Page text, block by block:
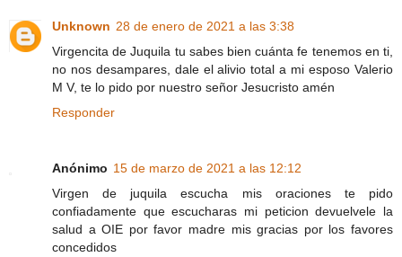
Unknown 28 de enero de 2021 a las 3:38
Virgencita de Juquila tu sabes bien cuánta fe tenemos en ti,
no nos desampares, dale el alivio total a mi esposo Valerio
M V, te lo pido por nuestro señor Jesucristo amén
Responder
Anónimo 15 de marzo de 2021 a las 12:12
Virgen de juquila escucha mis oraciones te pido
confiadamente que escucharas mi peticion devuelvele la
salud a OIE por favor madre mis gracias por los favores
concedidos